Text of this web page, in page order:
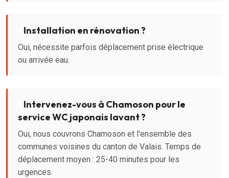
Installation en rénovation ?
Oui, nécessite parfois déplacement prise électrique
ou arrivée eau.
Intervenez-vous à Chamoson pour le
service WC japonais lavant ?
Oui, nous couvrons Chamoson et l'ensemble des
communes voisines du canton de Valais. Temps de
déplacement moyen : 25-40 minutes pour les
urgences.